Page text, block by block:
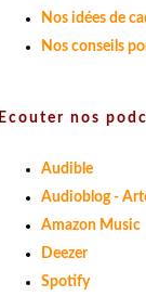
Nos idées de
Nos conseils
Ecouter nos
Audible
Audioblog -
Amazon Music
Deezer
Spotify